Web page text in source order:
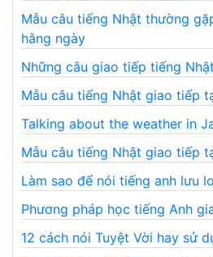
Mẫu câu tiếng Nhật thường
hằng ngày
Những câu giao tiếp tiếng
Mẫu câu tiếng Nhật giao tiếp
Talking about the weather in
Mẫu câu tiếng Nhật giao tiếp
Làm sao để nói tiếng anh lưu
Phương pháp học tiếng Anh
12 cách nói Tuyệt Vời hay sử